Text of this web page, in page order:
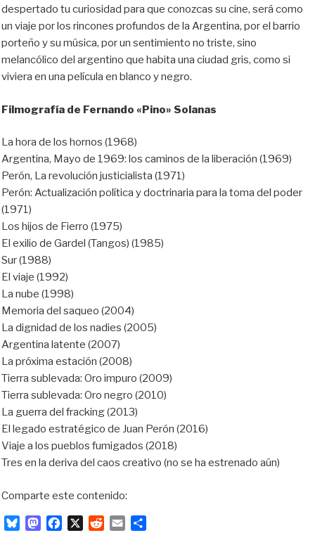
despertado tu curiosidad para que conozcas su cine, será como
un viaje por los rincones profundos de la Argentina, por el barrio
porteño y su música, por un sentimiento no triste, sino
melancólico del argentino que habita una ciudad gris, como si
viviera en una película en blanco y negro.
Filmografía de Fernando «Pino» Solanas
La hora de los hornos (1968)
Argentina, Mayo de 1969: los caminos de la liberación (1969)
Perón, La revolución justicialista (1971)
Perón: Actualización política y doctrinaria para la toma del poder
(1971)
Los hijos de Fierro (1975)
El exilio de Gardel (Tangos) (1985)
Sur (1988)
El viaje (1992)
La nube (1998)
Memoria del saqueo (2004)
La dignidad de los nadies (2005)
Argentina latente (2007)
La próxima estación (2008)
Tierra sublevada: Oro impuro (2009)
Tierra sublevada: Oro negro (2010)
La guerra del fracking (2013)
El legado estratégico de Juan Perón (2016)
Viaje a los pueblos fumigados (2018)
Tres en la deriva del caos creativo (no se ha estrenado aún)
Comparte este contenido:
M
X